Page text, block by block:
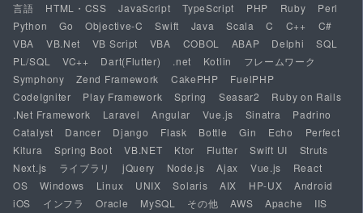
言語 HTML・CSS JavaScript TypeScript PHP Ruby
Perl
Python
Go Objective-C Swift Java Scala C C++
C#
VBA
VB.Net VB Script VBA COBOL ABAP Delphi
SQL
PL/SQL
VC++ Dart(Flutter) .net Kotlin
フレームワーク
Symphony
Zend Framework CakePHP
FuelPHP
CodeIgniter
Play Framework Spring Seasar2
Ruby on Rails
.Net Framework
Laravel Angular Vue.js Sinatra
Padrino
Catalyst
Dancer Django Flask Bottle Gin Echo
Perfect
Kitura
Spring Boot VB.NET Ktor Flutter Swift UI
Struts
Next.js
ライブラリ jQuery Node.js Ajax Vue.js
React
OS
Windows Linux UNIX Solaris AIX HP-UX
Android
iOS
インフラ Oracle MySQL その他 AWS Apache
IIS